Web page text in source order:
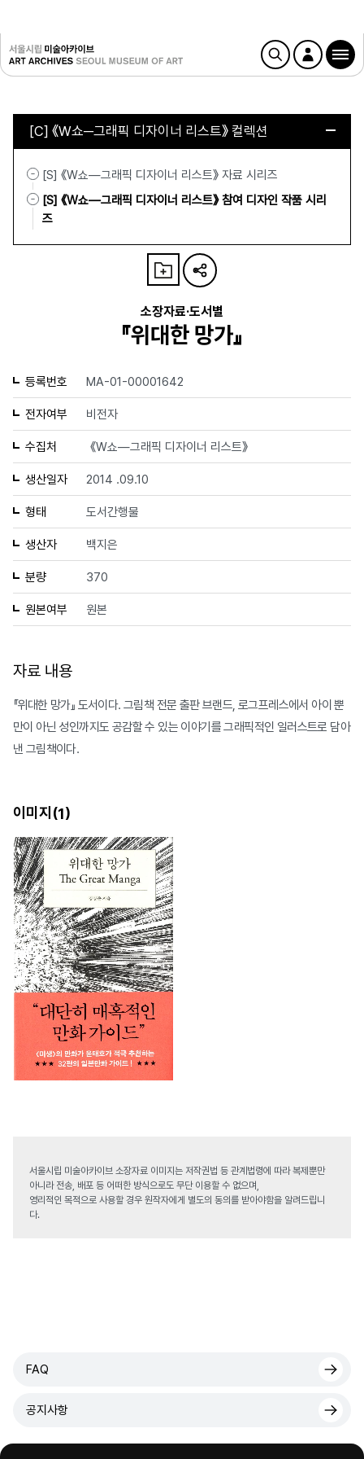
[C] 《W쇼─그래픽 디자이너 리스트》 컬렉션
[S] 《W쇼—그래픽 디자이너 리스트》 자료 시리즈
[S] 《W쇼—그래픽 디자이너 리스트》 참여 디자인 작품 시리
즈
소장자료·도서별
『위대한 망가』
등록번호 MA-01-00001642
전자여부 비전자
수집처 《W쇼—그래픽 디자이너 리스트》
생산일자 2014 .09.10
형태 도서간행물
생산자 백지은
분량 370
원본여부 원본
자료 내용
『위대한 망가』 도서이다. 그림책 전문 출판 브랜드, 로그프레스에서 아이 뿐
만이 아닌 성인까지도 공감할 수 있는 이야기를 그래픽적인 일러스트로 담아
낸 그림책이다.
이미지(1)
서울시립 미술아카이브 소장자료 이미지는 저작권법 등 관계법령에 따라 복제뿐만
아니라 전송, 배포 등 어떠한 방식으로도 무단 이용할 수 없으며,
영리적인 목적으로 사용할 경우 원작자에게 별도의 동의를 받아야함을 알려드립니
다.
FAQ
공지사항